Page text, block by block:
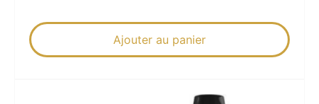
Ajouter au panier